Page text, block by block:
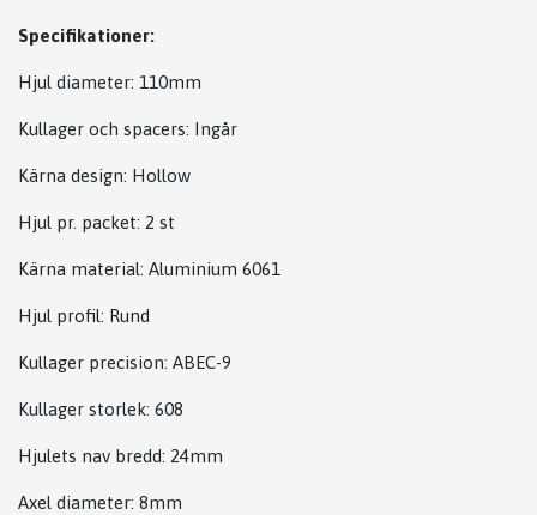
Specifikationer:
Hjul diameter: 110mm
Kullager och spacers: Ingår
Kärna design: Hollow
Hjul pr. packet: 2 st
Kärna material: Aluminium 6061
Hjul profil: Rund
Kullager precision: ABEC-9
Kullager storlek: 608
Hjulets nav bredd: 24mm
Axel diameter: 8mm